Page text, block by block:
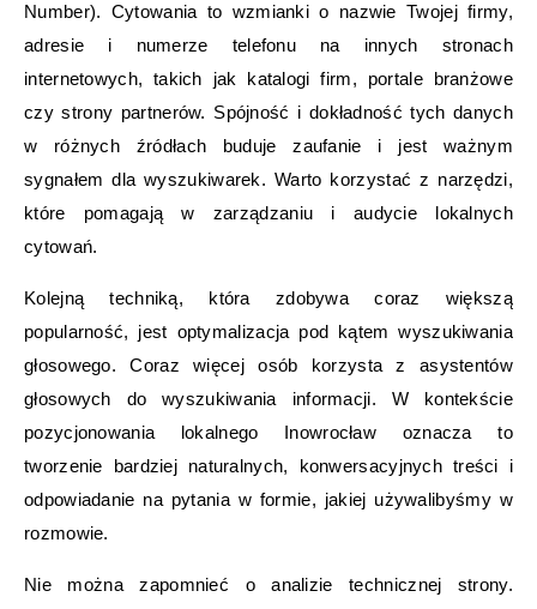
Number). Cytowania to wzmianki o nazwie Twojej firmy,
adresie i numerze telefonu na innych stronach
internetowych, takich jak katalogi firm, portale branżowe
czy strony partnerów. Spójność i dokładność tych danych
w różnych źródłach buduje zaufanie i jest ważnym
sygnałem dla wyszukiwarek. Warto korzystać z narzędzi,
które pomagają w zarządzaniu i audycie lokalnych
cytowań.
Kolejną techniką, która zdobywa coraz większą
popularność, jest optymalizacja pod kątem wyszukiwania
głosowego. Coraz więcej osób korzysta z asystentów
głosowych do wyszukiwania informacji. W kontekście
pozycjonowania lokalnego Inowrocław oznacza to
tworzenie bardziej naturalnych, konwersacyjnych treści i
odpowiadanie na pytania w formie, jakiej używalibyśmy w
rozmowie.
Nie można zapomnieć o analizie technicznej strony.